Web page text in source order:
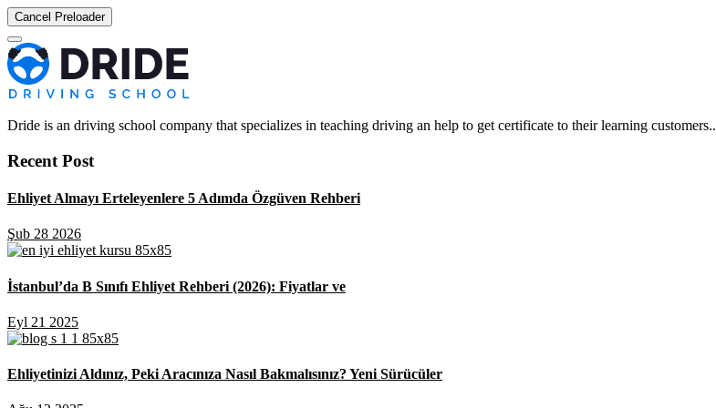
Cancel Preloader
Dride is an driving school company that specializes in teaching driving an help to get certificate to their learning customers..
Recent Post
Ehliyet Almayı Erteleyenlere 5 Adımda Özgüven Rehberi
Şub 28 2026
İstanbul’da B Sınıfı Ehliyet Rehberi (2026): Fiyatlar ve
Eyl 21 2025
Ehliyetinizi Aldınız, Peki Aracınıza Nasıl Bakmalısınız? Yeni Sürücüler